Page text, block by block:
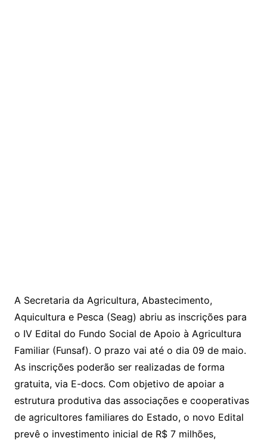
A Secretaria da Agricultura, Abastecimento,
Aquicultura e Pesca (Seag) abriu as inscrições para
o IV Edital do Fundo Social de Apoio à Agricultura
Familiar (Funsaf). O prazo vai até o dia 09 de maio.
As inscrições poderão ser realizadas de forma
gratuita, via E-docs. Com objetivo de apoiar a
estrutura produtiva das associações e cooperativas
de agricultores familiares do Estado, o novo Edital
prevê o investimento inicial de R$ 7 milhões,